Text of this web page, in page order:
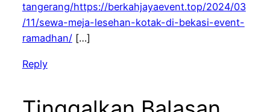
tangerang/https://berkahjayaevent.top/2024/03
/11/sewa-meja-lesehan-kotak-di-bekasi-event-
ramadhan/[…]
Reply